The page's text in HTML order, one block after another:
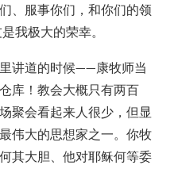
、服事你们，和你们的领
极大的荣幸。
讲道的时候——康牧师当
库！教会大概只有两百
聚会看起来人很少，但显
伟大的思想家之一。你牧
其大胆、他对耶稣何等委